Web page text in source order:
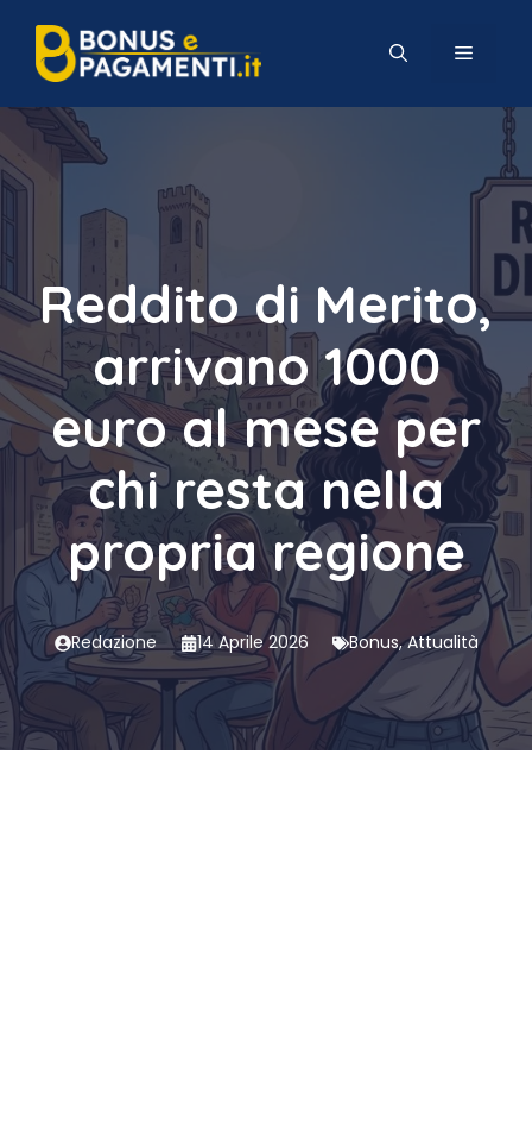
contenuto
MENU
Reddito di Merito,
arrivano 1000
euro al mese per
chi resta nella
propria regione
Redazione 14 Aprile 2026 Bonus,Attualità